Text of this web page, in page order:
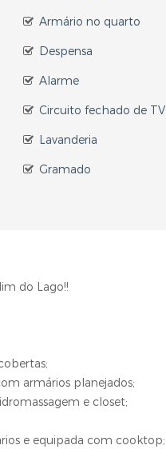
Armário no quarto
Despensa
Alarme
Circuito fechado de TV
Lavanderia
Gramado
do Lago!!
armários planejados;
e closet;
e equipada com cooktop;